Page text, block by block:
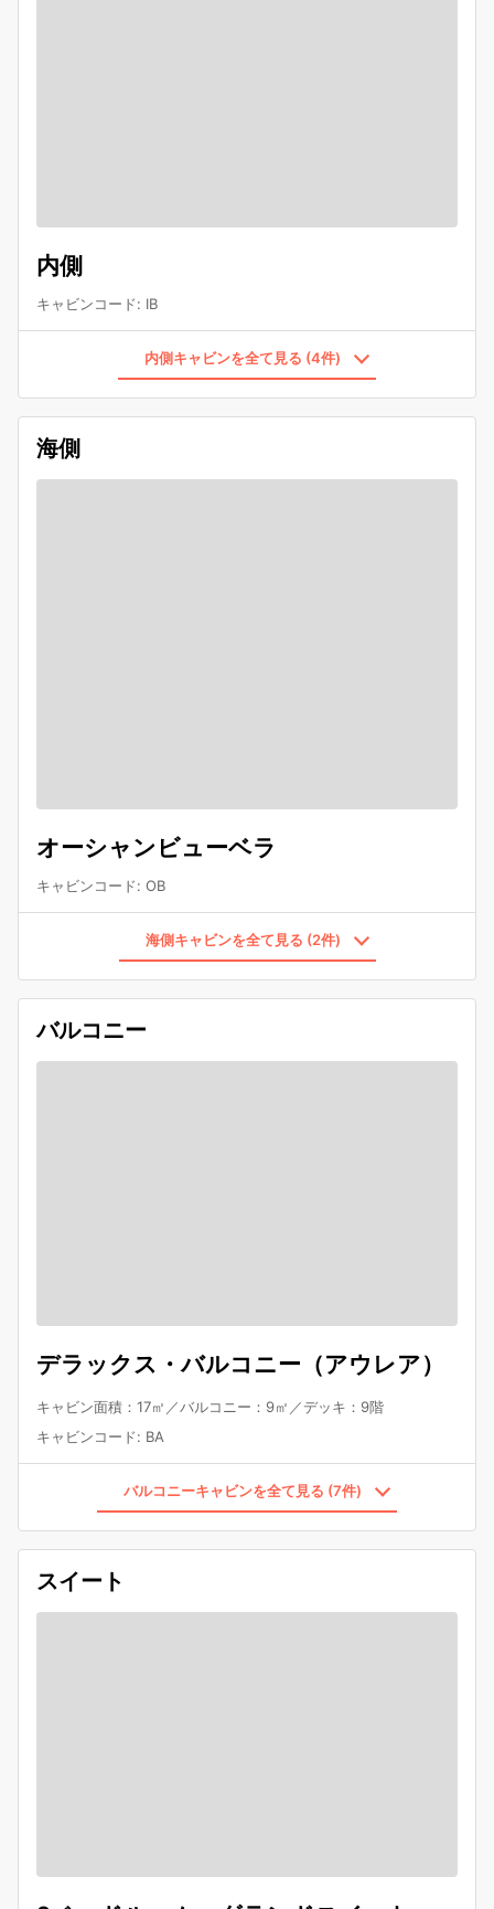
内側
キャビンコード: IB
内側キャビンを全て見る (4件)
海側
オーシャンビューベラ
キャビンコード: OB
海側キャビンを全て見る (2件)
バルコニー
デラックス・バルコニー（アウレア）
キャビン面積：17㎡／バルコニー：9㎡／デッキ：9階
キャビンコード: BA
バルコニーキャビンを全て見る (7件)
スイート